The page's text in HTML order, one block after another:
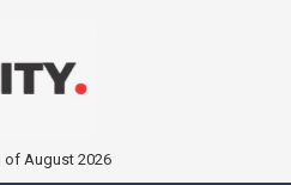
of August 2026